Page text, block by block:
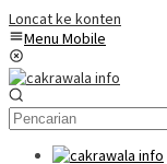
Loncat ke konten
Menu Mobile